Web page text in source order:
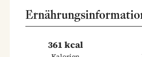
361 kcal